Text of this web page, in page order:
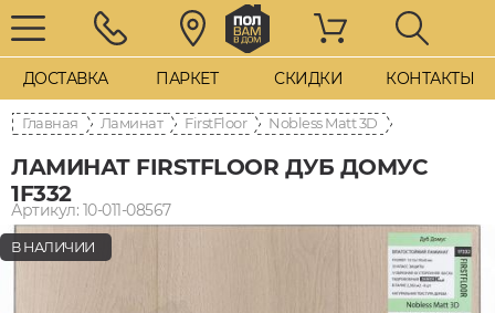
ДОСТАВКА ПАРКЕТ СКИДКИ КОНТАКТЫ
Главная Ламинат FirstFloor Nobless Matt 3D
ЛАМИНАТ FIRSTFLOOR ДУБ ДОМУС
1F332
Артикул: 10-011-08567
В НАЛИЧИИ